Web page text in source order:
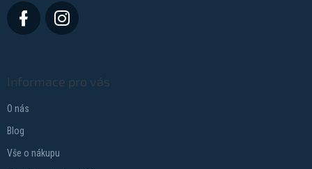
Informace pro vás
O nás
Blog
Vše o nákupu